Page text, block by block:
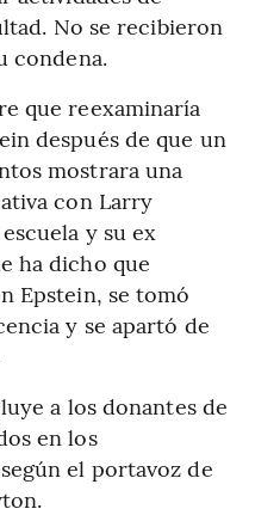
No se recibieron
condena.
que reexaminaría
después de que un
mostrara una
con Larry
y su ex
ha dicho que
Epstein, se tomó
y se apartó de
a los donantes de
en los
el portavoz de